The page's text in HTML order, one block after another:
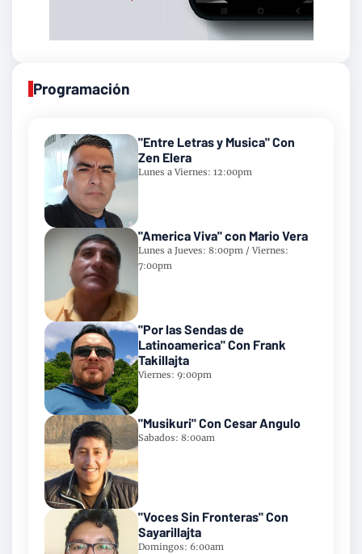
Programación
"Entre Letras y Musica" Con
Zen Elera
Lunes a Viernes: 12:00pm
"America Viva" con Mario Vera
Lunes a Jueves: 8:00pm / Viernes:
7:00pm
"Por las Sendas de
Latinoamerica" Con Frank
Takillajta
Viernes: 9:00pm
"Musikuri" Con Cesar Angulo
Sabados: 8:00am
"Voces Sin Fronteras" Con
Sayarillajta
Domingos: 6:00am